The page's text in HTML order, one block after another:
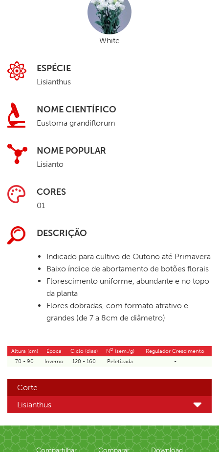
White
ESPÉCIE
Lisianthus
NOME CIENTÍFICO
Eustoma grandiflorum
NOME POPULAR
Lisianto
CORES
01
DESCRIÇÃO
Indicado para cultivo de Outono até Primavera
Baixo índice de abortamento de botões florais
Florescimento uniforme, abundante e no topo
da planta
Flores dobradas, com formato atrativo e
grandes (de 7 a 8cm de diâmetro)
Altura (cm) Época Ciclo (dias) NO (sem./g)
Regulador Crescimento
70 - 90
Inverno 120 - 160 Peletizada -
Corte
Lisianthus
Compartilhar Comparar Download